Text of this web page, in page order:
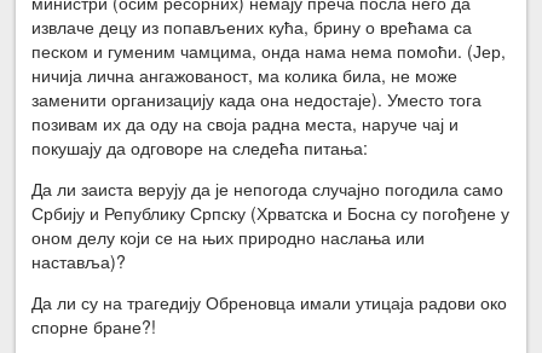
извлаче децу из попављених кућа, брину о врећама са
песком и гуменим чамцима, онда нама нема помоћи. (Јер,
ничија лична ангажованост, ма колика била, не може
заменити организацију када она недостаје). Уместо тога
позивам их да оду на своја радна места, наруче чај и
покушају да одговоре на следећа питања:
Да ли заиста верују да је непогода случајно погодила само
Србију и Републику Српску (Хрватска и Босна су погођене у
оном делу који се на њих природно наслања или
наставља)?
Да ли су на трагедију Обреновца имали утицаја радови око
спорне бране?!